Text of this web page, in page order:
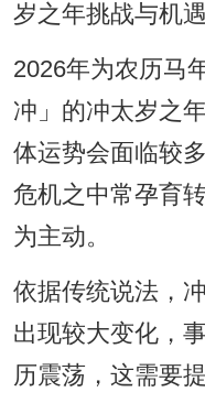
岁之年挑战与机
2026年为农历马
冲」的冲太岁之
体运势会面临较
危机之中常孕育
为主动。
依据传统说法，
出现较大变化，
历震荡，这需要